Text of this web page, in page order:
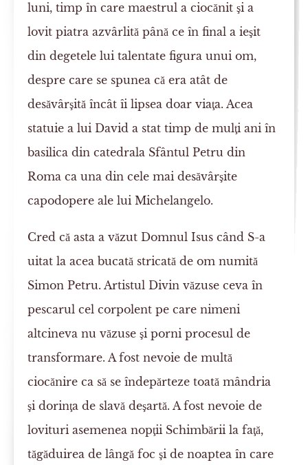
luni, timp în care maestrul a ciocănit şi a
lovit piatra azvârlită până ce în final a ieşit
din degetele lui talentate figura unui om,
despre care se spunea că era atât de
desăvârşită încât îi lipsea doar viaţa. Acea
statuie a lui David a stat timp de mulţi ani în
basilica din catedrala Sfântul Petru din
Roma ca una din cele mai desăvârşite
capodopere ale lui Michelangelo.
Cred că asta a văzut Domnul Isus când S-a
uitat la acea bucată stricată de om numită
Simon Petru. Artistul Divin văzuse ceva în
pescarul cel corpolent pe care nimeni
altcineva nu văzuse şi porni procesul de
transformare. A fost nevoie de multă
ciocănire ca să se îndepărteze toată mândria
şi dorinţa de slavă deşartă. A fost nevoie de
lovituri asemenea nopţii Schimbării la faţă,
tăgăduirea de lângă foc şi de noaptea în care